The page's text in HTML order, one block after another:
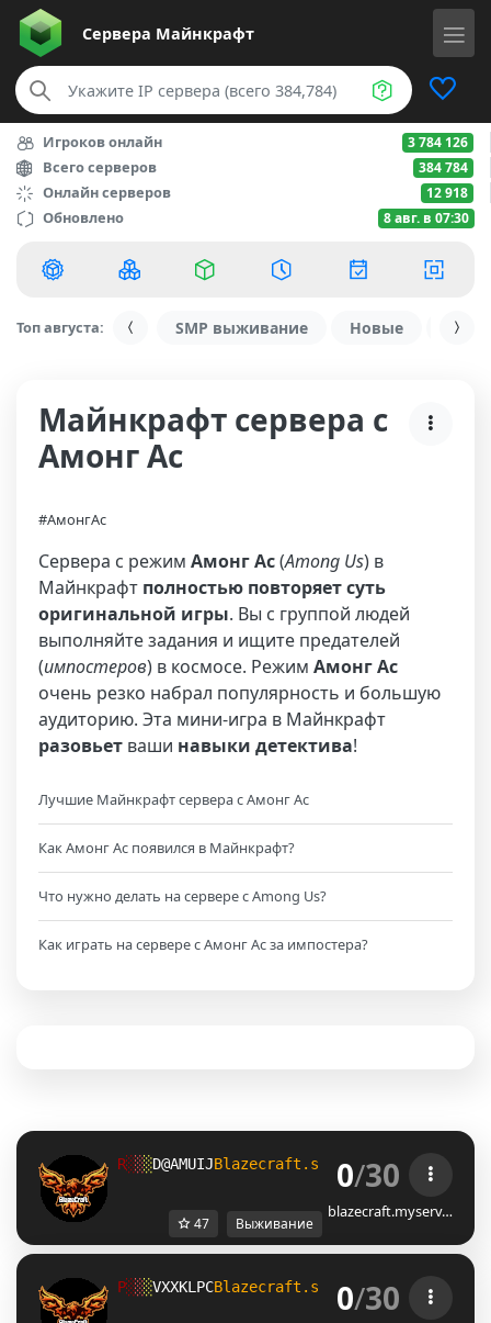
Сервера Майнкрафт
Игроков онлайн 3 784 126
Всего серверов 384 784
Онлайн серверов 12 918
Обновлено 8 авг. в 07:30
Топ августа: SMP выживание Новые С
Майнкрафт сервера с
Амонг Ас
#АмонгАс
Сервера с режим Амонг Ас(Among Us) в
Майнкрафт полностью повторяет суть
оригинальной игры. Вы с группой людей
выполняйте задания и ищите предателей
(импостеров) в космосе. Режим Амонг Ас
очень резко набрал популярность и большую
аудиторию. Эта мини-игра в Майнкрафт
разовьет ваши навыки детектива!
Лучшие Майнкрафт сервера с Амонг Ас
Как Амонг Ас появился в Майнкрафт?
Что нужно делать на сервере с Among Us?
Как играть на сервере с Амонг Ас за импостера?
A░░░PVXYQU@Blazecraft.si potrebuje
0/30
blazecraft.myserv…
47 Выживание
[░░░@ZLL[UJBlazecraft.si potrebuje
0/30